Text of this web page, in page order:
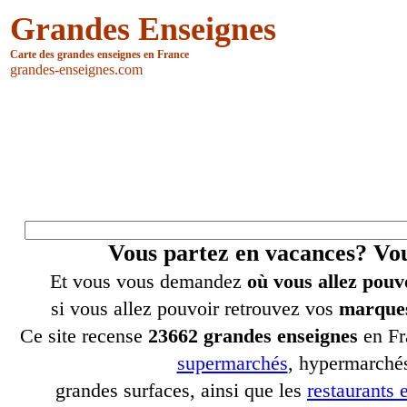
Grandes Enseignes
Carte des grandes enseignes en France
grandes-enseignes.com
Vous partez en vacances?
Et vous vous demandez où vous allez
si vous allez pouvoir retrouvez vos
Ce site recense 23662 grandes enseignes en
supermarchés,
grandes surfaces, ainsi que les restaurants